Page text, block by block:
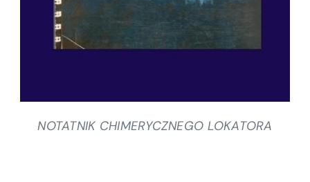
NOTATNIK CHIMERYCZNEGO LOKATORA